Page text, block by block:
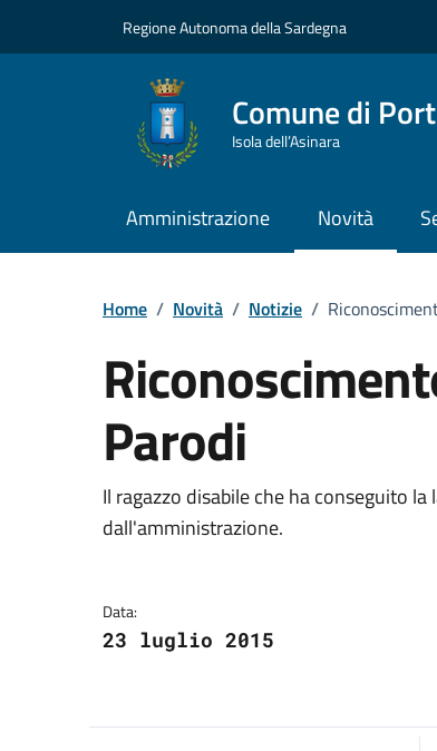
Regione Autonoma della Sardegna
Comune di
Isola dell’Asinara
Amministrazione Novità
Home / Novità / Notizie /
Parodi
Dettagli della
Il ragazzo disabile che ha conseguito
dall'amministrazione.
Data:
23 luglio 2015